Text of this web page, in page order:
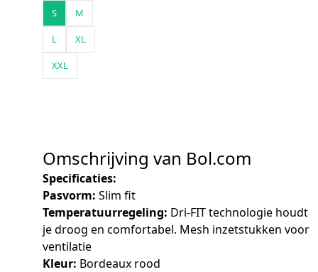
S
M
L XL
XXL
Omschrijving van Bol.com
Specificaties:
Pasvorm: Slim fit
Temperatuurregeling: Dri-FIT technologie houdt
je droog en comfortabel. Mesh inzetstukken voor
ventilatie
Kleur: Bordeaux rood